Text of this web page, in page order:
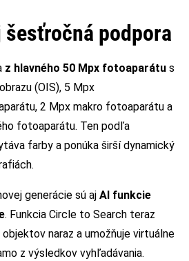
podpora
z hlavného 50 Mpx fotoaparátu s
(OIS), 5 Mpx
2 Mpx makro fotoaparátu a
fotoaparátu. Ten podľa
farby a ponúka širší dynamický
generácie sú aj AI funkcie
. Funkcia Circle to Search teraz
naraz a umožňuje virtuálne
z výsledkov vyhľadávania.